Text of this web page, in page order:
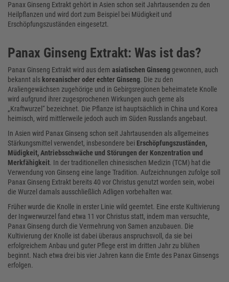
Panax Ginseng Extrakt gehört in Asien schon seit Jahrtausenden zu den
Heilpflanzen und wird dort zum Beispiel bei Müdigkeit und
Erschöpfungszuständen eingesetzt.
Panax Ginseng Extrakt: Was ist das?
Panax Ginseng Extrakt wird aus dem asiatischen Ginsenggewonnen, auch
bekannt als koreanischer oder echter Ginseng. Die zu den
Araliengewächsen zugehörige und in Gebirgsregionen beheimatete Knolle
wird aufgrund ihrer zugesprochenen Wirkungen auch gerne als
„Kraftwurzel“ bezeichnet. Die Pflanze ist hauptsächlich in China und Korea
heimisch, wird mittlerweile jedoch auch im Süden Russlands angebaut.
In Asien wird Panax Ginseng schon seit Jahrtausenden als allgemeines
Stärkungsmittel verwendet, insbesondere bei Erschöpfungszuständen,
Müdigkeit, Antriebsschwäche und Störungen der Konzentration und
Merkfähigkeit. In der traditionellen chinesischen Medizin (TCM) hat die
Verwendung von Ginseng eine lange Tradition. Aufzeichnungen zufolge soll
Panax Ginseng Extrakt bereits 40 vor Christus genutzt worden sein, wobei
die Wurzel damals ausschließlich Adligen vorbehalten war.
Früher wurde die Knolle in erster Linie wild geerntet. Eine erste Kultivierung
der Ingwerwurzel fand etwa 11 vor Christus statt, indem man versuchte,
Panax Ginseng durch die Vermehrung von Samen anzubauen. Die
Kultivierung der Knolle ist dabei überaus anspruchsvoll, da sie bei
erfolgreichem Anbau und guter Pflege erst im dritten Jahr zu blühen
beginnt. Nach etwa drei bis vier Jahren kann die Ernte des Panax Ginsengs
erfolgen.